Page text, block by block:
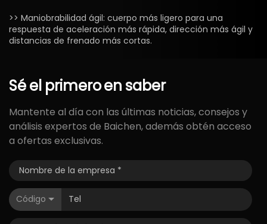
>> Maniobrabilidad ágil: cuerpo más ligero para una
respuesta de aceleración más rápida, dirección más ágil y
distancias de frenado más cortas.
Séel primeroen saber
Mantente al día con las últimas noticias, consejos y
análisis expertos de Baichen, además obtén acceso
a ofertas exclusivas.
Código